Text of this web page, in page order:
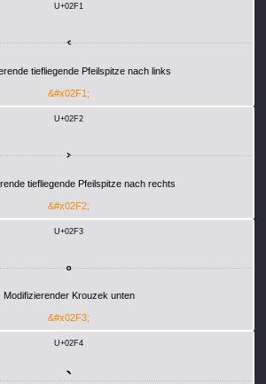
U+02F1
tiefliegende Pfeilspitze nach links
&#x02F1;
U+02F2
tiefliegende Pfeilspitze nach rechts
&#x02F2;
U+02F3
Modifizierender Krouzek unten
&#x02F3;
U+02F4
˴